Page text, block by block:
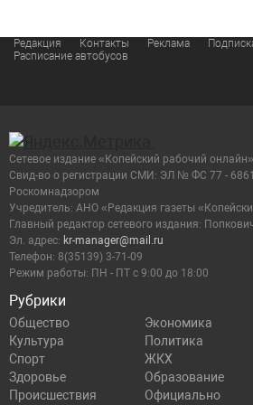
Редакция Контакты Реклама
Расписание автобусов
Рубрики
Общество
Экономика
Культура
Политика
Спорт
ЖКХ
Здоровье
Образование
Происшествия
Официально
Сетевое издание «Копейский рабочий
Cвид-во о регистрации СМИ: ЭЛ № ФС 77 -
Роскомнадзором
Учредитель: АНО «Редакция газеты
Главный редактор сетевого издания:
Эл. адрес: kr-manager@mail.ru
Телефон: 8(35139) 3-71-09
Режим работы: ПН - ПТ с 9:00 до 18:00